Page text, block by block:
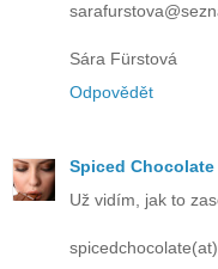
Sára Fürstová
Odpovědět
Spiced Chocolate
Už vidím, jak to